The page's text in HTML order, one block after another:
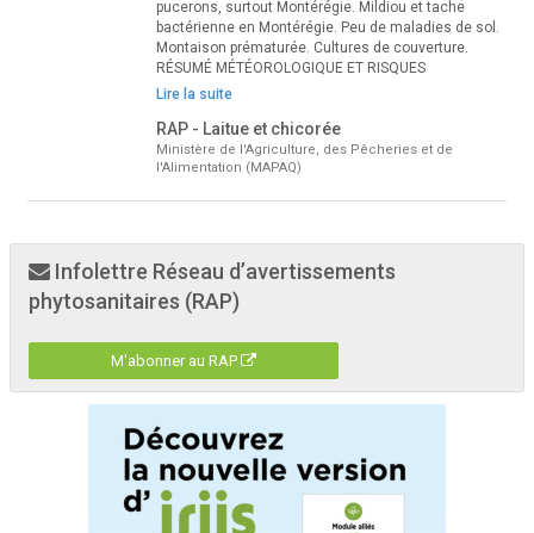
pucerons, surtout Montérégie. Mildiou et tache
bactérienne en Montérégie. Peu de maladies de sol.
Montaison prématurée. Cultures de couverture.
RÉSUMÉ MÉTÉOROLOGIQUE ET RISQUES
Lire la suite
RAP - Laitue et chicorée
Ministère de l'Agriculture, des Pêcheries et de
l'Alimentation (MAPAQ)
Infolettre Réseau d’avertissements
phytosanitaires (RAP)
M'abonner au RAP